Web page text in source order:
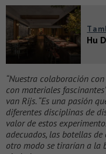
Hu
“Nuestra colaboración
con materiales
van Rijs. “Es una pasión
diferentes disciplinas de
valor de estos
adecuados, las botellas
otro modo se tirarían a la